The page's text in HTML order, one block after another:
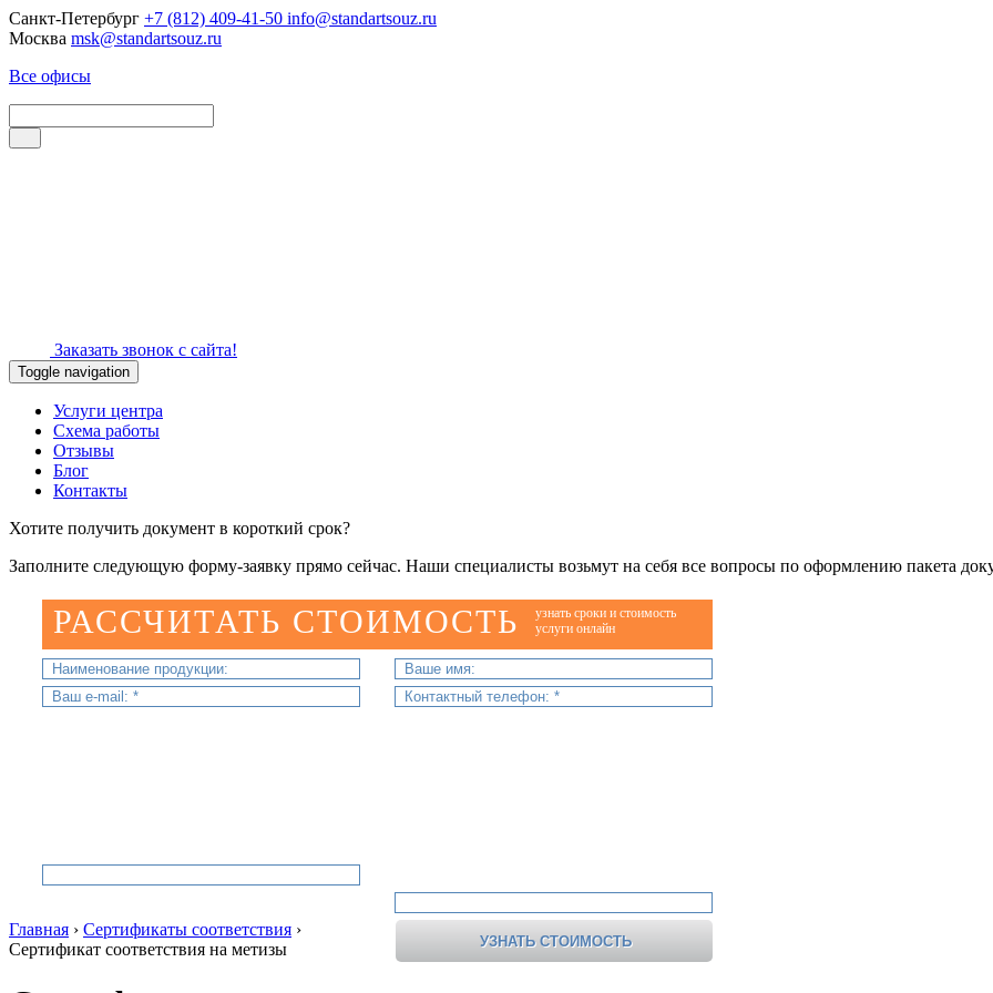
Санкт-Петербург +7 (812) 409-41-50 info@standartsouz.ru
Москва msk@standartsouz.ru
Все офисы
Заказать звонок с сайта!
Toggle navigation
Услуги центра
Схема работы
Отзывы
Блог
Контакты
Хотите получить документ в короткий срок?
Заполните следующую форму-заявку прямо сейчас. Наши специалисты возьмут на себя все вопросы по оформлению пакета
РАССЧИТАТЬ СТОИМОСТЬ
узнать сроки и стоимость
услуги онлайн
Главная › Сертификаты соответствия ›
Сертификат соответствия на метизы